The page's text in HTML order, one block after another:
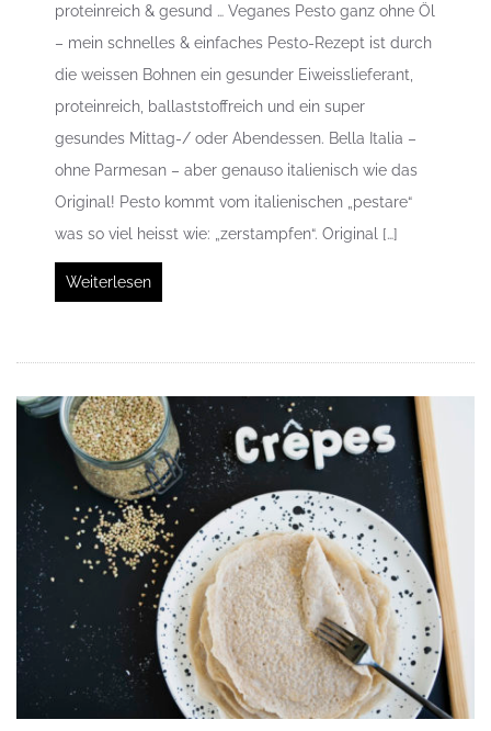
proteinreich & gesund … Veganes Pesto ganz ohne Öl
– mein schnelles & einfaches Pesto-Rezept ist durch
die weissen Bohnen ein gesunder Eiweisslieferant,
proteinreich, ballaststoffreich und ein super
gesundes Mittag-/ oder Abendessen. Bella Italia –
ohne Parmesan – aber genauso italienisch wie das
Original! Pesto kommt vom italienischen „pestare“
was so viel heisst wie: „zerstampfen“. Original […]
Weiterlesen